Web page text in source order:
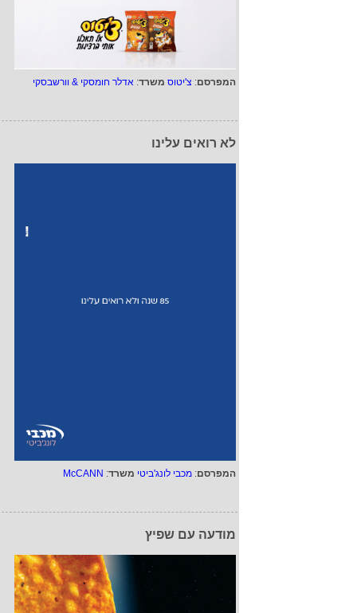
המפרסם: צ'יטוס משרד: אדלר חומסקי & וורשבסקי
לא רואים עלינו
המפרסם: מכבי לונג'ביטי משרד:
McCANN
מודעה עם שפיץ